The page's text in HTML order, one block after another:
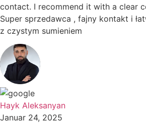
contact. I recommend it with a clear
Super sprzedawca , fajny kontakt i
z czystym sumieniem
Hayk Aleksanyan
Januar 24, 2025